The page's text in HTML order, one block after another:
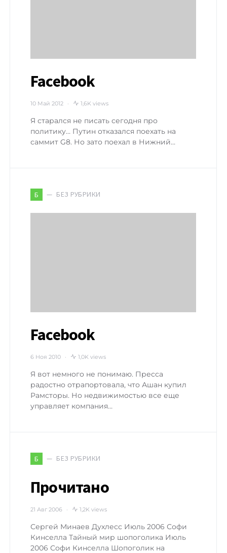
Facebook
10 Май 2012 1,6K views
Я старался не писать сегодня про
политику… Путин отказался поехать на
саммит G8. Но зато поехал в Нижний…
Б БЕЗ РУБРИКИ
Facebook
6 Ноя 2010 1,0K views
Я вот немного не понимаю. Пресса
радостно отрапортовала, что Ашан купил
Рамсторы. Но недвижимостью все еще
управляет компания…
Б БЕЗ РУБРИКИ
Прочитано
21 Авг 2006 1,2K views
Сергей Минаев Духлесс Июль 2006 Софи
Кинселла Тайный мир шопоголика Июль
2006 Софи Кинселла Шопоголик на